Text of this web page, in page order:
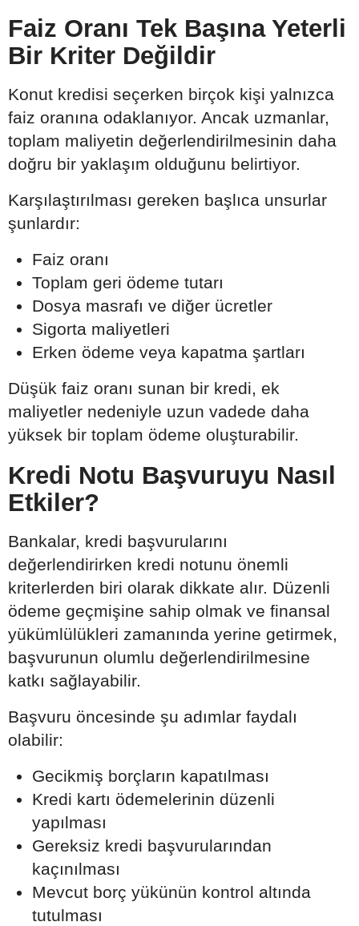
Faiz Oranı Tek Başına Yeterli
Bir Kriter Değildir
Konut kredisi seçerken birçok kişi yalnızca
faiz oranına odaklanıyor. Ancak uzmanlar,
toplam maliyetin değerlendirilmesinin daha
doğru bir yaklaşım olduğunu belirtiyor.
Karşılaştırılması gereken başlıca unsurlar
şunlardır:
Faiz oranı
Toplam geri ödeme tutarı
Dosya masrafı ve diğer ücretler
Sigorta maliyetleri
Erken ödeme veya kapatma şartları
Düşük faiz oranı sunan bir kredi, ek
maliyetler nedeniyle uzun vadede daha
yüksek bir toplam ödeme oluşturabilir.
Kredi Notu Başvuruyu Nasıl
Etkiler?
Bankalar, kredi başvurularını
değerlendirirken kredi notunu önemli
kriterlerden biri olarak dikkate alır. Düzenli
ödeme geçmişine sahip olmak ve finansal
yükümlülükleri zamanında yerine getirmek,
başvurunun olumlu değerlendirilmesine
katkı sağlayabilir.
Başvuru öncesinde şu adımlar faydalı
olabilir:
Gecikmiş borçların kapatılması
Kredi kartı ödemelerinin düzenli
yapılması
Gereksiz kredi başvurularından
kaçınılması
Mevcut borç yükünün kontrol altında
tutulması